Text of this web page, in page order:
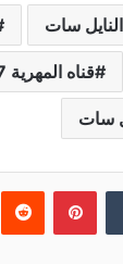
سات
قناه المهرية 2027
سات
بينتيريست